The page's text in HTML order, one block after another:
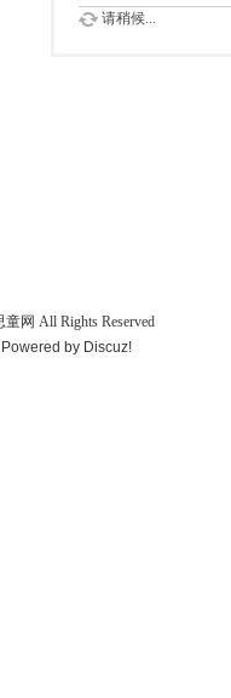
请稍候...
童网 All Rights Reserved
Powered by Discuz!